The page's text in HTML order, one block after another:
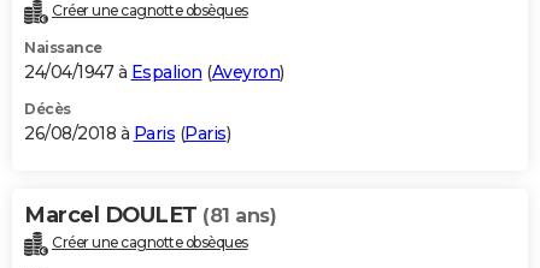
Créer une cagnotte obsèques
Naissance
24/04/1947 à Espalion (Aveyron)
Décès
26/08/2018 à Paris (Paris)
Marcel DOULET (81 ans)
Créer une cagnotte obsèques